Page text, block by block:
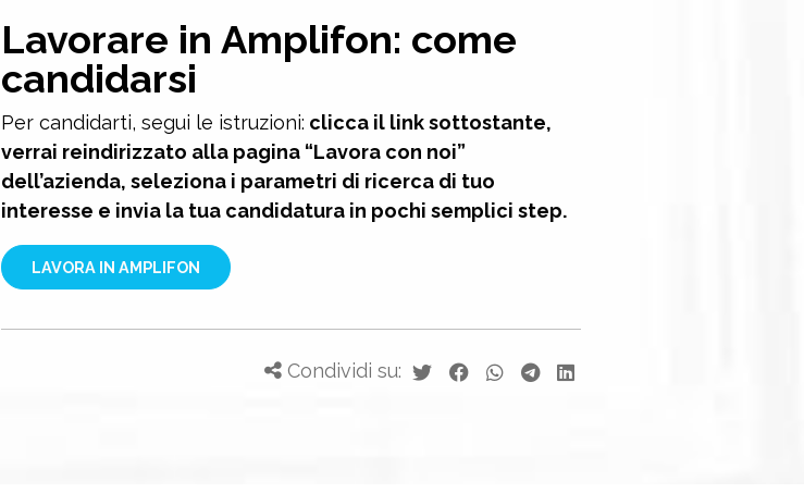
Lavorare in Amplifon: come
candidarsi
Per candidarti, segui le istruzioni: clicca il link sottostante,
verrai reindirizzato alla pagina “Lavora con noi”
dell’azienda, seleziona i parametri di ricerca di tuo
interesse e invia la tua candidatura in pochi semplici step.
LAVORA IN AMPLIFON
Condividi su: